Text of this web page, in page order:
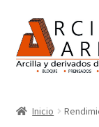
Inicio